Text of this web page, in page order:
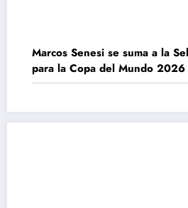
Marcos Senesi se suma a la
para la Copa del Mundo 2026